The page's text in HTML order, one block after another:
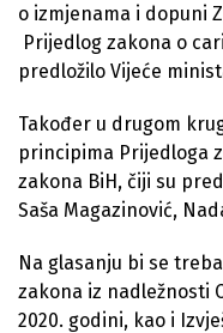
o izmjenama i dopuni
Prijedlog zakona o
predložilo Vijeće
Također u drugom
principima Prijedloga
zakona BiH, čiji su
Saša Magazinović,
Na glasanju bi se
zakona iz nadležnosti
2020. godini, kao i